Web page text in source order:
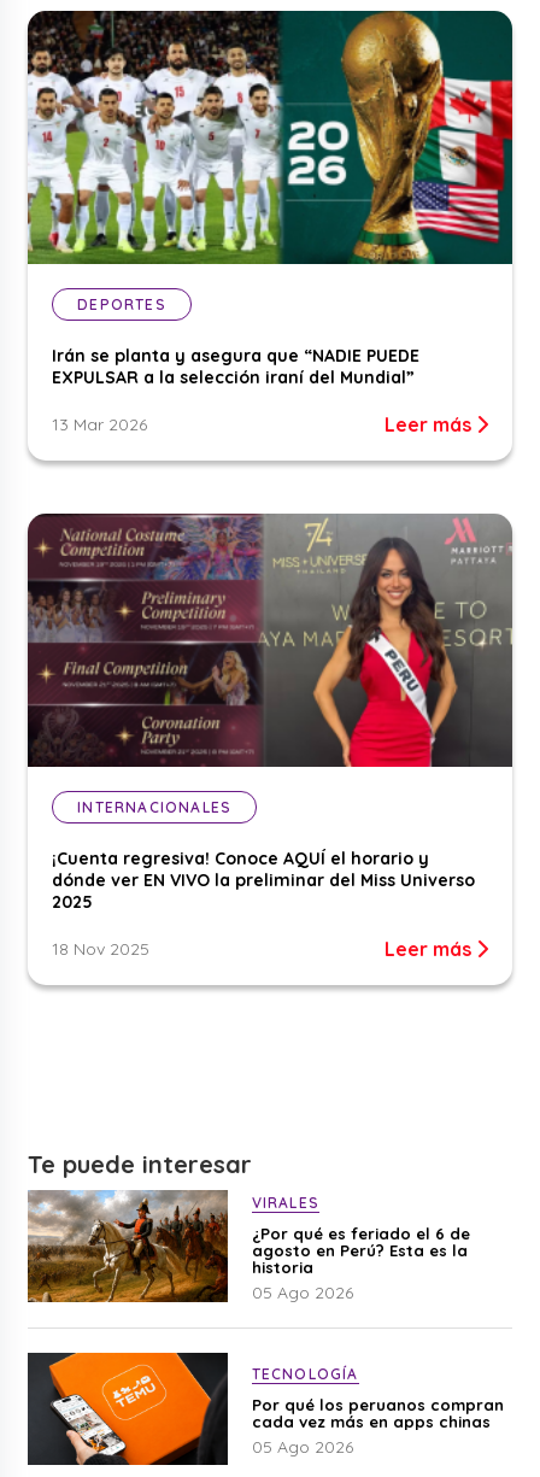
DEPORTES
Irán se planta y asegura que “NADIE PUEDE
EXPULSAR a la selección iraní del Mundial”
13 Mar 2026 Leer más
INTERNACIONALES
¡Cuenta regresiva! Conoce AQUÍ el horario y
dónde ver EN VIVO la preliminar del Miss Universo
2025
18 Nov 2025 Leer más
Te puede interesar
VIRALES
¿Por qué es feriado el 6 de
agosto en Perú? Esta es la
historia
05 Ago 2026
TECNOLOGÍA
Por qué los peruanos compran
cada vez más en apps chinas
05 Ago 2026